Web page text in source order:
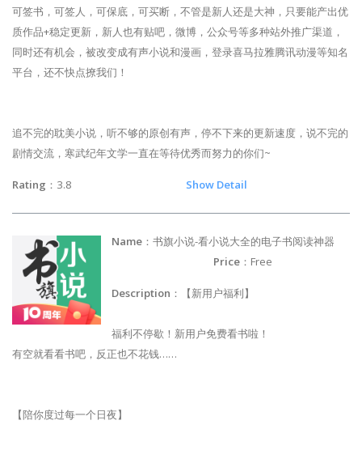
可签书，可签人，可保底，可买断，不管是新人还是大神，只要能产出优
质作品+稳定更新，新人也有贴吧，微博，公众号等多种站外推广渠道，
同时还有机会，被改变成有声小说和漫画，登录喜马拉雅腾讯动漫等知名
平台，还不快点撩我们！
追不完的耽美小说，听不够的原创有声，停不下来的更新速度，说不完的
剧情交流，寒武纪年文学一直在等待优秀而努力的你们~
Rating ：3.8 Show Detail
Name ：书旗小说-看小说大全的电子书阅读神器
Price ：Free
Description ：【新用户福利】
福利不停歇！新用户免费看书啦！
有空就看看书吧，反正也不花钱……
【陪你度过每一个日夜】